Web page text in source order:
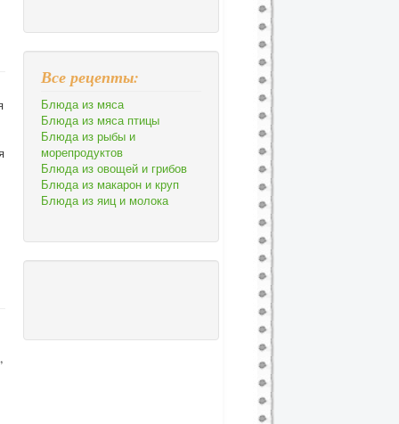
Все рецепты:
Блюда из мяса
Блюда из мяса птицы
Блюда из рыбы и
морепродуктов
Блюда из овощей и грибов
Блюда из макарон и круп
Блюда из яиц и молока